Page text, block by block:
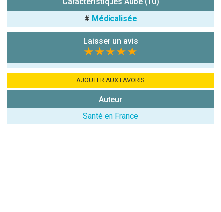
chiffres) :
Avis sur
(En cliquant sur 'Valider', j'accepte que mon avis
# Médicalisée
Laisser un avis
★★★★★
AJOUTER AUX FAVORIS
Auteur
Santé en France